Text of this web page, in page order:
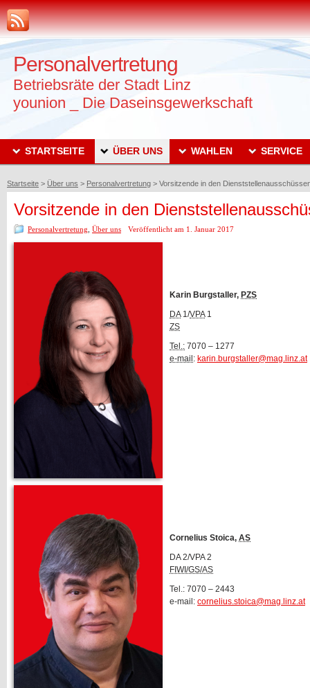
Personalvertretung
Betriebsräte der Stadt Linz
younion _ Die Daseinsgewerkschaft
STARTSEITE ÜBER UNS WAHLEN SERVICE
Startseite > Über uns > Personalvertretung > Vorsitzende in den
Vorsitzende in den
Personalvertretung Über uns Veröffentlicht am 1. Januar 2017
Karin Burgstaller, PZS
DA1/VPA1
ZS
Tel.: 7070 – 1277
e-mail : karin.burgstaller@mag.linz.at
Cornelius Stoica, AS
DA 2/VPA 2
FIWI/GS/AS
Tel.: 7070 – 2443
e-mail: cornelius.stoica@mag.linz.at